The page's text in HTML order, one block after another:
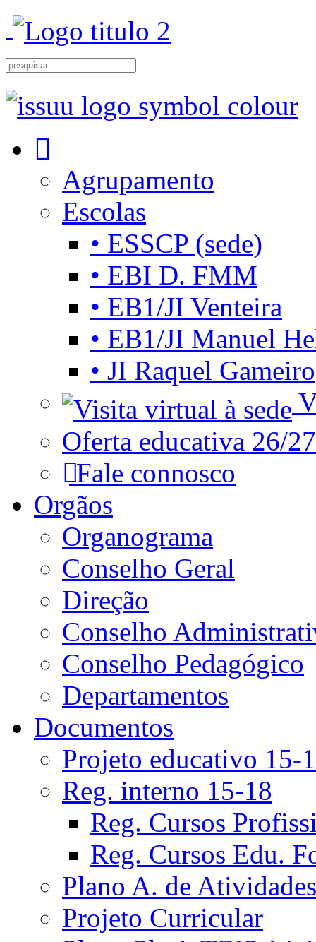
Agrupamento
Escolas
• ESSCP (sede)
• EBI D. FMM
• EB1/JI Venteira
• EB1/JI Manuel
• JI Raquel Gameiro
Oferta educativa 26/27
Fale connosco
Orgãos
Organograma
Conselho Geral
Direção
Conselho
Conselho Pedagógico
Departamentos
Documentos
Projeto educativo 15-
Reg. interno 15-18
Reg. Cursos
Reg. Cursos Edu.
Plano A. de Atividades
Projeto Curricular